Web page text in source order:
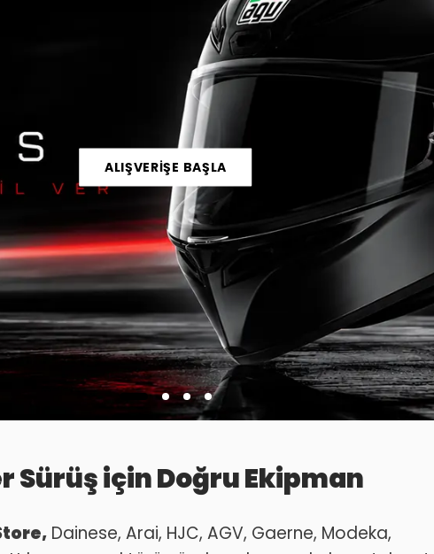
ALIŞVERİŞE BAŞLA
Sürüş için Doğru Ekipman
Dainese, Arai, HJC, AGV, Gaerne, Modeka,